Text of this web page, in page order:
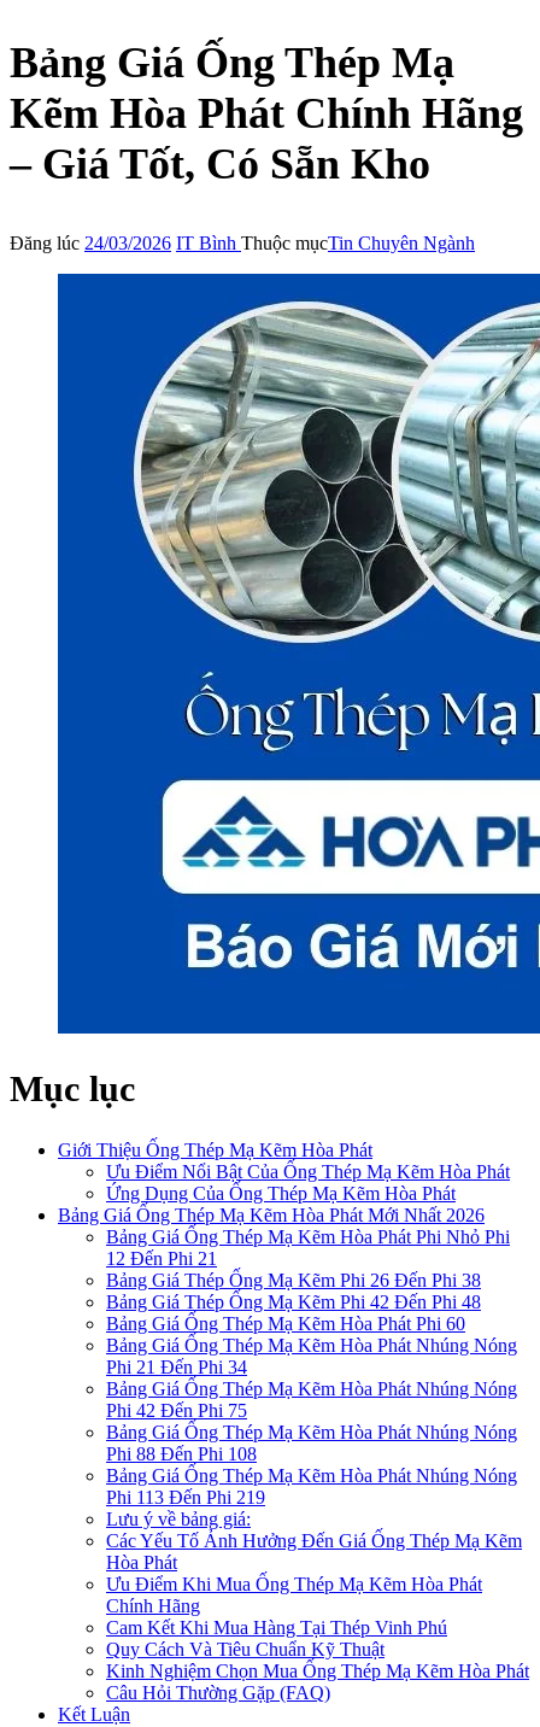
Bảng Giá Ống Thép Mạ
Kẽm Hòa Phát Chính Hãng
– Giá Tốt, Có Sẵn Kho
Đăng lúc 24/03/2026 IT Bình Thuộc mụcTin Chuyên Ngành
Mục lục
Giới Thiệu Ống Thép Mạ Kẽm Hòa Phát
Ưu Điểm Nổi Bật Của Ống Thép Mạ Kẽm Hòa Phát
Ứng Dụng Của Ống Thép Mạ Kẽm Hòa Phát
Bảng Giá Ống Thép Mạ Kẽm Hòa Phát Mới Nhất 2026
Bảng Giá Ống Thép Mạ Kẽm Hòa Phát Phi Nhỏ Phi
12 Đến Phi 21
Bảng Giá Thép Ống Mạ Kẽm Phi 26 Đến Phi 38
Bảng Giá Thép Ống Mạ Kẽm Phi 42 Đến Phi 48
Bảng Giá Ống Thép Mạ Kẽm Hòa Phát Phi 60
Bảng Giá Ống Thép Mạ Kẽm Hòa Phát Nhúng Nóng
Phi 21 Đến Phi 34
Bảng Giá Ống Thép Mạ Kẽm Hòa Phát Nhúng Nóng
Phi 42 Đến Phi 75
Bảng Giá Ống Thép Mạ Kẽm Hòa Phát Nhúng Nóng
Phi 88 Đến Phi 108
Bảng Giá Ống Thép Mạ Kẽm Hòa Phát Nhúng Nóng
Phi 113 Đến Phi 219
Lưu ý về bảng giá:
Các Yếu Tố Ảnh Hưởng Đến Giá Ống Thép Mạ Kẽm
Hòa Phát
Ưu Điểm Khi Mua Ống Thép Mạ Kẽm Hòa Phát
Chính Hãng
Cam Kết Khi Mua Hàng Tại Thép Vinh Phú
Quy Cách Và Tiêu Chuẩn Kỹ Thuật
Kinh Nghiệm Chọn Mua Ống Thép Mạ Kẽm Hòa Phát
Câu Hỏi Thường Gặp (FAQ)
Kết Luận